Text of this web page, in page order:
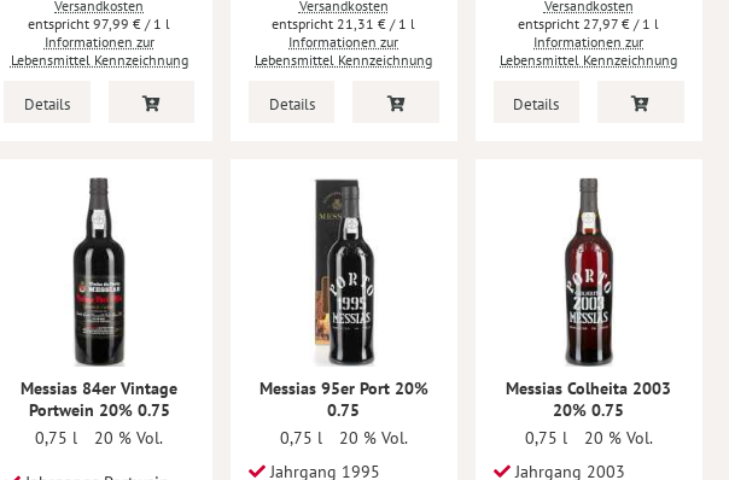
Versandkosten
97,99 € / 1 l
Informationen zur
Lebensmittel Kennzeichnung
Details
Versandkosten
21,31 € / 1 l
Informationen zur
Lebensmittel Kennzeichnung
Details
Versandkosten
27,97 € / 1 l
Informationen zur
Lebensmittel Kennzeichnung
Details
Messias 84er Vintage
Portwein 20% 0.75
0,75 l
20 % Vol.
Messias 95er Port 20%
0.75
0,75 l
20 % Vol.
Jahrgang 1995
Messias Colheita 2003
20% 0.75
0,75 l
20 % Vol.
Jahrgang 2003